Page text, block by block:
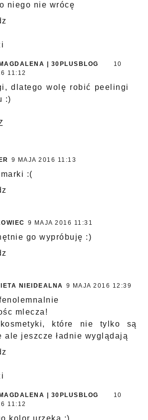
niego nie wrócę
| 30PLUSBLOG
10
11:12
dlatego wolę robić peelingi
:)
9 MAJA 2016 11:13
:(
9 MAJA 2016 11:31
go wypróbuję :)
NIEIDEALNA 9 MAJA 2016 12:39
mlecza!
kosmetyki, które nie tylko są
ale jeszcze ładnie wyglądają
| 30PLUSBLOG
10
11:12
kolor urzeka ;)